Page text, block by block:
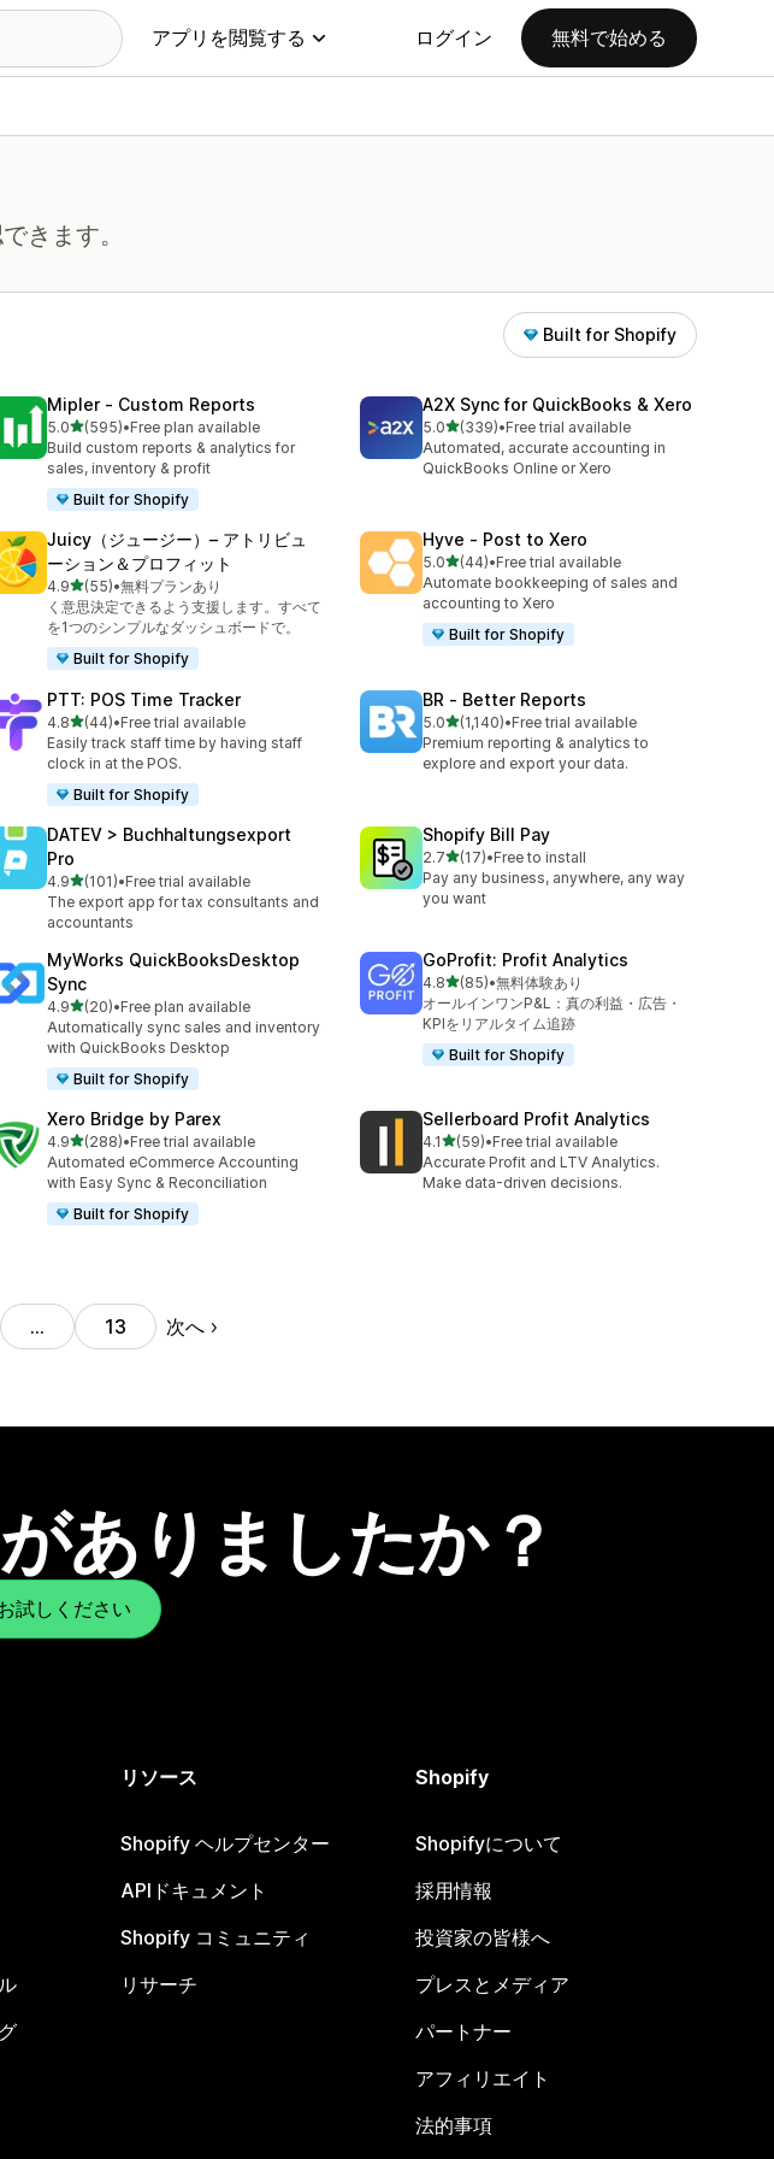
アプリを閲覧する ログイン 無料で始める
きます。
Built for Shopify
Mipler ‑ Custom Reports
5.05つ星中
(595)
合計レビュー数：595件
•Free plan available
Build custom reports & analytics for
sales, inventory & profit
Built for Shopify
A2X Sync for QuickBooks & Xero
5.05つ星中
(339)
合計レビュー数：339件
•Free trial available
Automated, accurate accounting in
QuickBooks Online or Xero
Juicy（ジュージー）– アトリビュ
ーション＆プロフィット
4.95つ星中
(55)
合計レビュー数：55件
•無料プランあり
く意思決定できるよう支援します。すべて
を1つのシンプルなダッシュボードで。
Built for Shopify
Hyve ‑ Post to Xero
5.05つ星中
(44)
合計レビュー数：44件
•Free trial available
Automate bookkeeping of sales and
accounting to Xero
Built for Shopify
PTT: POS Time Tracker
4.85つ星中
(44)
合計レビュー数：44件
•Free trial available
Easily track staff time by having staff
clock in at the POS.
Built for Shopify
BR ‑ Better Reports
5.05つ星中
(1,140)
合計レビュー数：1140件
•Free trial available
Premium reporting & analytics to
explore and export your data.
DATEV > Buchhaltungsexport
Pro
4.95つ星中
(101)
合計レビュー数：101件
•Free trial available
The export app for tax consultants and
accountants
Shopify Bill Pay
2.75つ星中
(17)
合計レビュー数：17件
•Free to install
Pay any business, anywhere, any way
you want
MyWorks QuickBooksDesktop
Sync
4.95つ星中
(20)
合計レビュー数：20件
•Free plan available
Automatically sync sales and inventory
with QuickBooks Desktop
Built for Shopify
GoProfit: Profit Analytics
4.85つ星中
(85)
合計レビュー数：85件
•無料体験あり
オールインワンP&L：真の利益・広告・
KPIをリアルタイム追跡
Built for Shopify
Xero Bridge by Parex
4.95つ星中
(288)
合計レビュー数：288件
•Free trial available
Automated eCommerce Accounting
with Easy Sync & Reconciliation
Built for Shopify
Sellerboard Profit Analytics
4.15つ星中
(59)
合計レビュー数：59件
•Free trial available
Accurate Profit and LTV Analytics.
Make data-driven decisions.
… 13 次へ
ありましたか？
試しください
リソース
Shopify ヘルプセンター
APIドキュメント
Shopify コミュニティ
リサーチ
Shopify
Shopifyについて
採用情報
投資家の皆様へ
プレスとメディア
パートナー
アフィリエイト
法的事項